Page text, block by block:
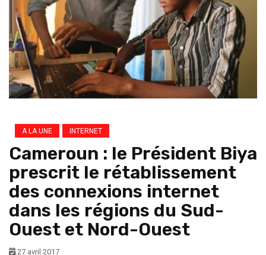
A LA UNE INTERNET
Cameroun : le Président Biya
prescrit le rétablissement
des connexions internet
dans les régions du Sud-
Ouest et Nord-Ouest
27 avril 2017